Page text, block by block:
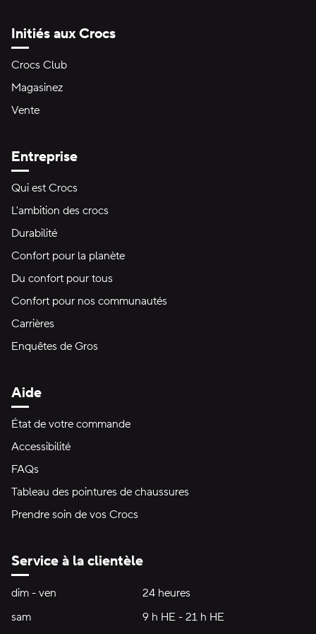
Initiés aux Crocs
Crocs Club
Magasinez
Vente
Entreprise
Qui est Crocs
L'ambition des crocs
Durabilité
Confort pour la planète
Du confort pour tous
Confort pour nos communautés
Carrières
Enquêtes de Gros
Aide
État de votre commande
Accessibilité
FAQs
Tableau des pointures de chaussures
Prendre soin de vos Crocs
Service à la clientèle
Heures d'ouverture:
dim - ven dimanche à vendredi24 heures24 heures
sam
9 h HE - 21 h HE9 h HE - 21 h HE